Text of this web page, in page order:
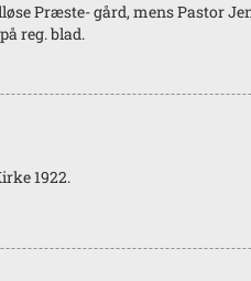
Præste- gård, mens Pastor
reg. blad.
1922.